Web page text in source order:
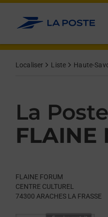
Allez au contenu
Localiser Liste Haute-
La
FLAINE
FLAINE FORUM
CENTRE CULTUREL
74300 ARACHES LA FRASSE
Day of the WeekHours
Get directions to La Poste
lien s'ouvre dans un nouvel